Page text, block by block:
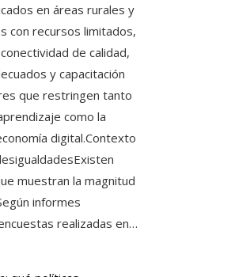
en áreas rurales y
con recursos limitados,
de calidad,
y capacitación
que restringen tanto
como la
digital.Contexto
muestran la magnitud
informes
realizadas en…